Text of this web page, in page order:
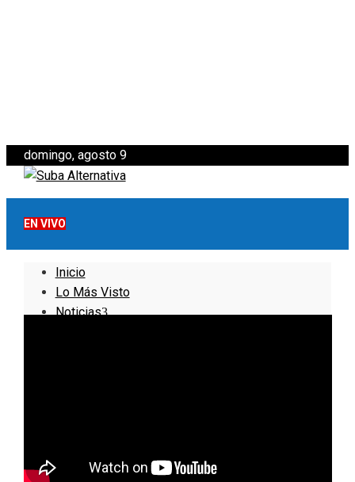
domingo, agosto 9
EN VIVO
Inicio
Lo Más Visto
Noticias
Deportes Locales